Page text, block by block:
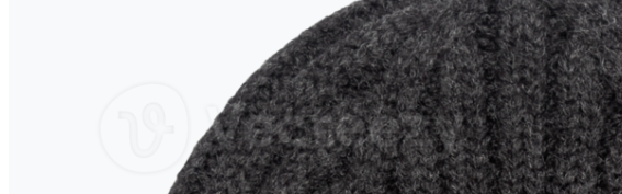
Événements Éditoriaux